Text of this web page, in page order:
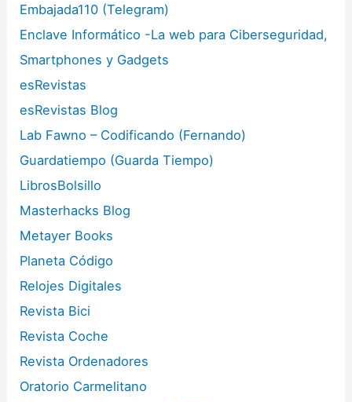
Embajada110 (Telegram)
Enclave Informático -La web para Ciberseguridad,
Smartphones y Gadgets
esRevistas
esRevistas Blog
Lab Fawno – Codificando (Fernando)
Guardatiempo (Guarda Tiempo)
LibrosBolsillo
Masterhacks Blog
Metayer Books
Planeta Código
Relojes Digitales
Revista Bici
Revista Coche
Revista Ordenadores
Oratorio Carmelitano